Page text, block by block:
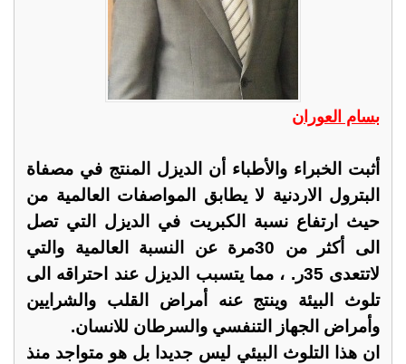
بسام العوران
أثبت الخبراء والأطباء أن الديزل المنتج في مصفاة
البترول الاردنية لا يطابق المواصفات العالمية من
حيث ارتفاع نسبة الكبريت في الديزل التي تصل
الى أكثر من 30مرة عن النسبة العالمية والتي
لاتتعدى 35ر. ، مما يتسبب الديزل عند احتراقه الى
تلوث البيئة وينتج عنه أمراض القلب والشرايين
وأمراض الجهاز التنفسي والسرطان للانسان.
ان هذا التلوث البيئي ليس جديدا بل هو متواجد منذ